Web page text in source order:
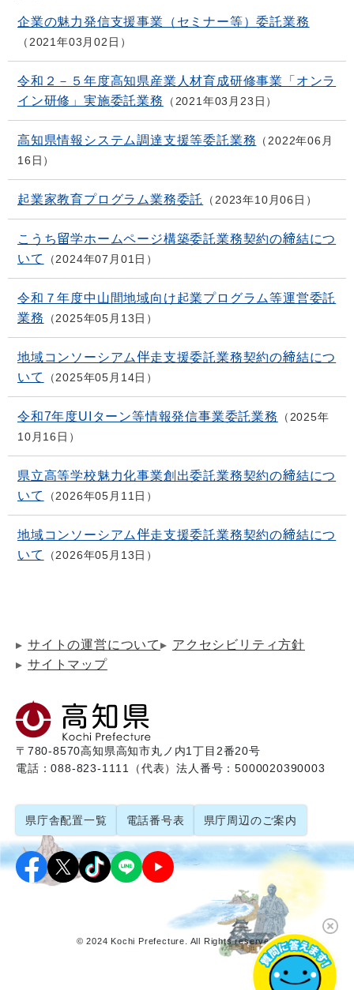
企業の魅力発信支援事業（セミナー等）委託業務
2021年03月02日
令和２－５年度高知県産業人材育成研修事業「オンラ
イン研修」実施委託業務
2021年03月23日
高知県情報システム調達支援等委託業務
2022年06月
16日
起業家教育プログラム業務委託 2023年10月06日
こうち留学ホームページ構築委託業務契約の締結につ
いて
2024年07月01日
令和７年度中山間地域向け起業プログラム等運営委託
業務
2025年05月13日
地域コンソーシアム伴走支援委託業務契約の締結につ
いて
2025年05月14日
令和7年度UIターン等情報発信事業委託業務
2025年
10月16日
県立高等学校魅力化事業創出委託業務契約の締結につ
いて
2026年05月11日
地域コンソーシアム伴走支援委託業務契約の締結につ
いて
2026年05月13日
サイトの運営について
アクセシビリティ方針
サイトマップ
〒780-8570高知県高知市丸ノ内1丁目2番20号
電話：088-823-1111（代表）法人番号：5000020390003
県庁舎配置一覧 電話番号表 県庁周辺のご案内
© 2024 Kochi Prefecture. All Rights reserved.